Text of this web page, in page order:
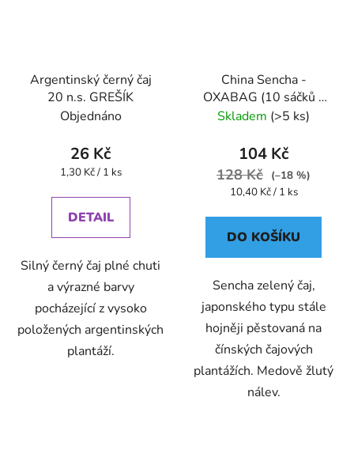
Argentinský černý čaj
20 n.s. GREŠÍK
Objednáno
26 Kč
Měrná
1,30 Kč / 1 ks
DETAIL
Silný černý čaj plné chuti
a výrazné barvy
pocházející z vysoko
položených argentinských
plantáží.
China Sencha -
OXABAG (10 sáčků x
4g) - Oxalis
Skladem (>5 ks)
104 Kč
128 Kč
(–18 %)
Měrná
10,40 Kč / 1 ks
DO KOŠÍKU
Sencha zelený čaj,
japonského typu stále
hojněji pěstovaná na
čínských čajových
plantážích. Medově žlutý
nálev.